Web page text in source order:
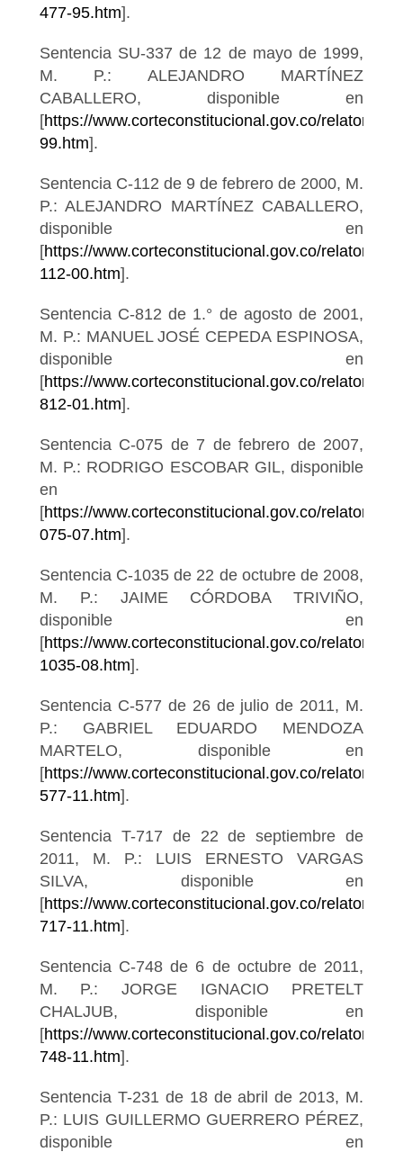
477-95.htm].
Sentencia SU-337 de 12 de mayo de 1999,
M. P.: ALEJANDRO MARTÍNEZ
CABALLERO, disponible en
[https://www.corteconstitucional.gov.co/relatoria/
99.htm].
Sentencia C-112 de 9 de febrero de 2000, M.
P.: ALEJANDRO MARTÍNEZ CABALLERO,
disponible en
[https://www.corteconstitucional.gov.co/relatoria/
112-00.htm].
Sentencia C-812 de 1.° de agosto de 2001,
M. P.: MANUEL JOSÉ CEPEDA ESPINOSA,
disponible en
[https://www.corteconstitucional.gov.co/relatoria/
812-01.htm].
Sentencia C-075 de 7 de febrero de 2007,
M. P.: RODRIGO ESCOBAR GIL, disponible
en
[https://www.corteconstitucional.gov.co/relatoria/
075-07.htm].
Sentencia C-1035 de 22 de octubre de 2008,
M. P.: JAIME CÓRDOBA TRIVIÑO,
disponible en
[https://www.corteconstitucional.gov.co/relatoria/
1035-08.htm].
Sentencia C-577 de 26 de julio de 2011, M.
P.: GABRIEL EDUARDO MENDOZA
MARTELO, disponible en
[https://www.corteconstitucional.gov.co/relatoria/
577-11.htm].
Sentencia T-717 de 22 de septiembre de
2011, M. P.: LUIS ERNESTO VARGAS
SILVA, disponible en
[https://www.corteconstitucional.gov.co/relatoria/
717-11.htm].
Sentencia C-748 de 6 de octubre de 2011,
M. P.: JORGE IGNACIO PRETELT
CHALJUB, disponible en
[https://www.corteconstitucional.gov.co/relatoria/
748-11.htm].
Sentencia T-231 de 18 de abril de 2013, M.
P.: LUIS GUILLERMO GUERRERO PÉREZ,
disponible en